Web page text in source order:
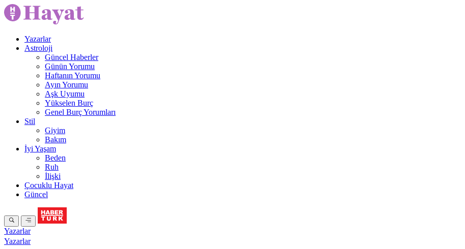
Yazarlar
Astroloji
Güncel Haberler
Günün Yorumu
Haftanın Yorumu
Ayın Yorumu
Aşk Uyumu
Yükselen Burç
Genel Burç Yorumları
Stil
Giyim
Bakım
İyi Yaşam
Beden
Ruh
İlişki
Çocuklu Hayat
Güncel
Yazarlar
Yazarlar